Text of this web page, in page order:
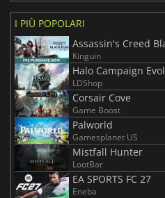
I PIÙ POPOLARI
Assassin's Creed
Kinguin
Halo Campaign
LDShop
Corsair Cove
Game Boost
Palworld
Gamesplanet US
Mistfall Hunter
LootBar
EA SPORTS FC 27
Eneba